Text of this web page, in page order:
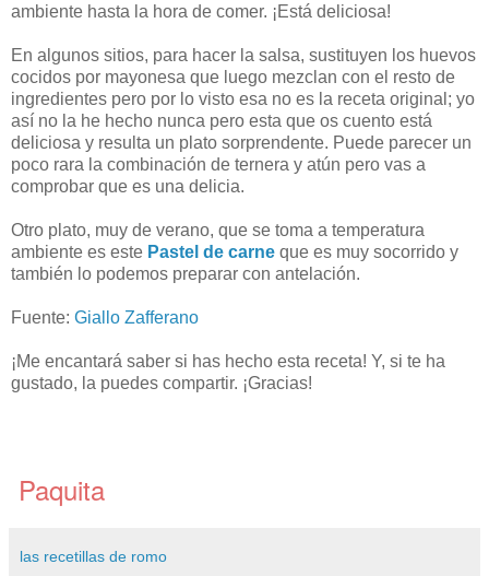
ambiente hasta la hora de comer. ¡Está deliciosa!
En algunos sitios, para hacer la salsa, sustituyen los huevos
cocidos por mayonesa que luego mezclan con el resto de
ingredientes pero por lo visto esa no es la receta original; yo
así no la he hecho nunca pero esta que os cuento está
deliciosa y resulta un plato sorprendente. Puede parecer un
poco rara la combinación de ternera y atún pero vas a
comprobar que es una delicia.
Otro plato, muy de verano, que se toma a temperatura
ambiente es este Pastel de carne que es muy socorrido y
también lo podemos preparar con antelación.
Fuente: Giallo Zafferano
¡Me encantará saber si has hecho esta receta! Y, si te ha
gustado, la puedes compartir. ¡Gracias!
Paquita
las recetillas de romo